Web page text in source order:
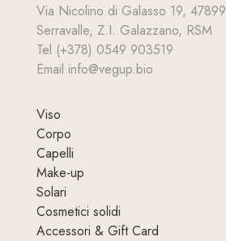
Via Nicolino di Galasso 19, 47899
Serravalle, Z.I. Galazzano, RSM
Tel (+378) 0549 903519
Email info@vegup.bio
Viso
Corpo
Capelli
Make-up
Solari
Cosmetici solidi
Accessori & Gift Card